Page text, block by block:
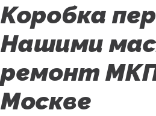
Коробка
Нашими
ремонт
Москве